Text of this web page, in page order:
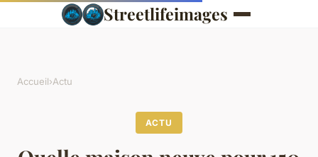
Streetlifeimages
Accueil›Actu
ACTU